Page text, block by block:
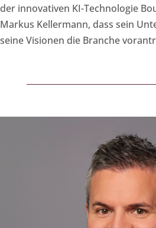
der innovativen KI-Technologie
Markus Kellermann, dass sein
seine Visionen die Branche